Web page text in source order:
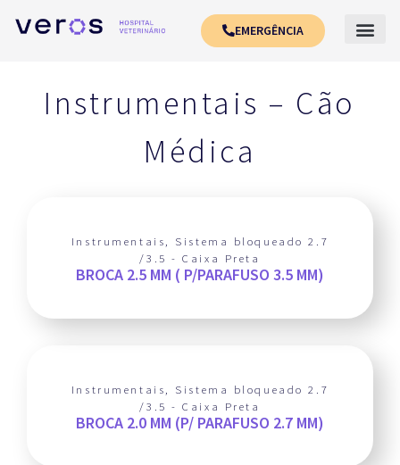
EMERGÊNCIA
Instrumentais – Cão
Médica
Instrumentais, Sistema bloqueado 2.7
/3.5 - Caixa Preta
BROCA 2.5 MM ( P/PARAFUSO 3.5 MM)
Instrumentais, Sistema bloqueado 2.7
/3.5 - Caixa Preta
BROCA 2.0 MM (P/ PARAFUSO 2.7 MM)